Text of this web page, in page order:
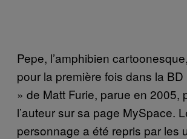
Pepe, l’amphibien
pour la première fois dans la BD
» de Matt Furie, parue en 2005,
l’auteur sur sa page MySpace.
personnage a été repris par les